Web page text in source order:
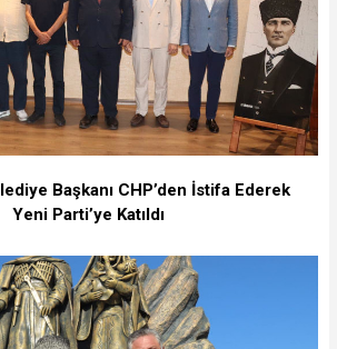
Başkanı CHP’den İstifa Ederek
Yeni Parti’ye Katıldı